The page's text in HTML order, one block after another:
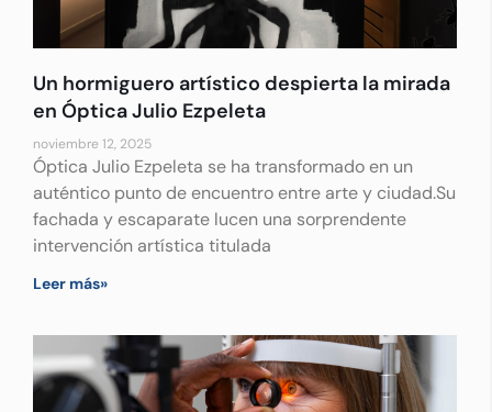
Un hormiguero artístico despierta la mirada
en Óptica Julio Ezpeleta
noviembre 12, 2025
Óptica Julio Ezpeleta se ha transformado en un
auténtico punto de encuentro entre arte y ciudad.Su
fachada y escaparate lucen una sorprendente
intervención artística titulada
Leer más»